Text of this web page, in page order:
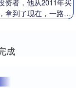
资者，他从2011年买
拿到了现在，一路见
成